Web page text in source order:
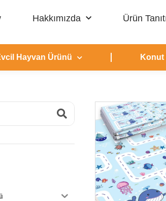
Hakkımızda Ürün
Hayvan Ürünü Konut